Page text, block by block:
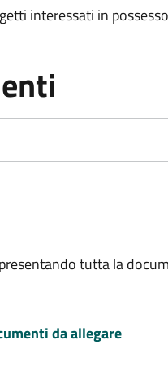
interessati in
tutta la
da allegare